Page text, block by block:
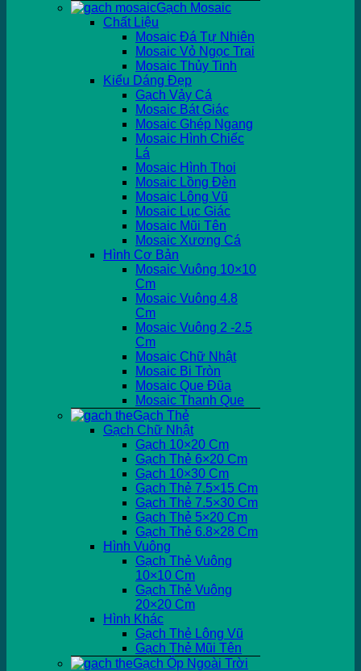
Gạch Mosaic
Chất Liệu
Mosaic Đá Tự Nhiên
Mosaic Vỏ Ngọc Trai
Mosaic Thủy Tinh
Kiểu Dáng Đẹp
Gạch Vảy Cá
Mosaic Bát Giác
Mosaic Ghép Ngang
Mosaic Hình Chiếc
Lá
Mosaic Hình Thoi
Mosaic Lồng Đèn
Mosaic Lông Vũ
Mosaic Lục Giác
Mosaic Mũi Tên
Mosaic Xương Cá
Hình Cơ Bản
Mosaic Vuông 10×10
Cm
Mosaic Vuông 4.8
Cm
Mosaic Vuông 2 -2.5
Cm
Mosaic Chữ Nhật
Mosaic Bi Tròn
Mosaic Que Đũa
Mosaic Thanh Que
Gạch Thẻ
Gạch Chữ Nhật
Gạch 10×20 Cm
Gạch Thẻ 6×20 Cm
Gạch 10×30 Cm
Gạch Thẻ 7.5×15 Cm
Gạch Thẻ 7.5×30 Cm
Gạch Thẻ 5×20 Cm
Gạch Thẻ 6.8×28 Cm
Hình Vuông
Gạch Thẻ Vuông
10×10 Cm
Gạch Thẻ Vuông
20×20 Cm
Hình Khác
Gạch Thẻ Lông Vũ
Gạch Thẻ Mũi Tên
Gạch Ốp Ngoài Trời